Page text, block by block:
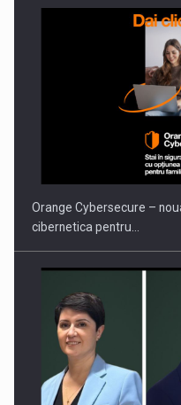
PUTTING ROMANIAN
INTERNATIONAL
Orange Cybersecure –
cibernetica pentru…